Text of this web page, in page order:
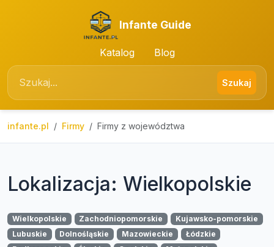
Infante Guide
Katalog Blog
Szukaj
infante.pl Firmy Firmy z województwa
Lokalizacja: Wielkopolskie
Wielkopolskie Zachodniopomorskie
Kujawsko-pomorskie
Lubuskie
Dolnośląskie Mazowieckie
Łódzkie